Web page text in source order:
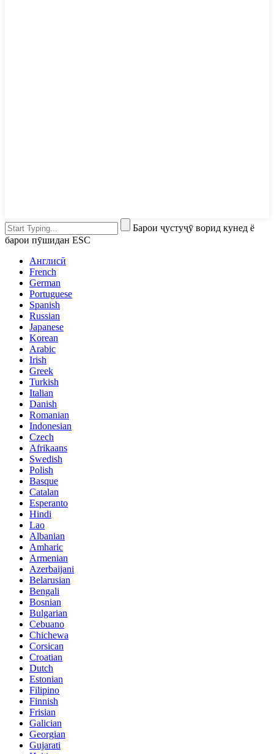
Барои ҷустуҷӯ ворид кунед ё
барои пӯшидан ESC
Англисӣ
French
German
Portuguese
Spanish
Russian
Japanese
Korean
Arabic
Irish
Greek
Turkish
Italian
Danish
Romanian
Indonesian
Czech
Afrikaans
Swedish
Polish
Basque
Catalan
Esperanto
Hindi
Lao
Albanian
Amharic
Armenian
Azerbaijani
Belarusian
Bengali
Bosnian
Bulgarian
Cebuano
Chichewa
Corsican
Croatian
Dutch
Estonian
Filipino
Finnish
Frisian
Galician
Georgian
Gujarati